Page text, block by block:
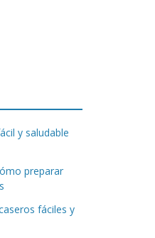
y saludable
preparar
fáciles y